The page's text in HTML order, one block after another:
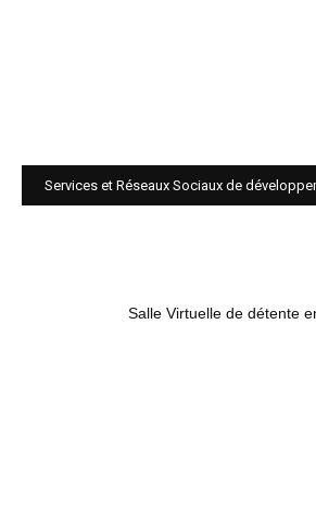
Services et Réseaux Sociaux de
Salle Virtuelle de détente